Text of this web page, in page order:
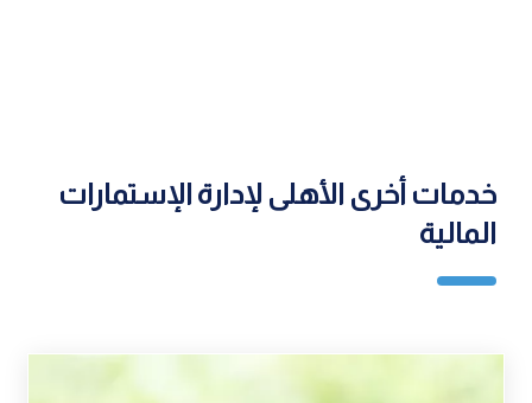
خدمات أخرى الأهلى لإدارة الإستمارات
المالية